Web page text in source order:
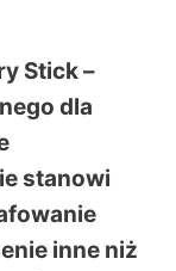
Stick –
dla
stanowi
inne niż